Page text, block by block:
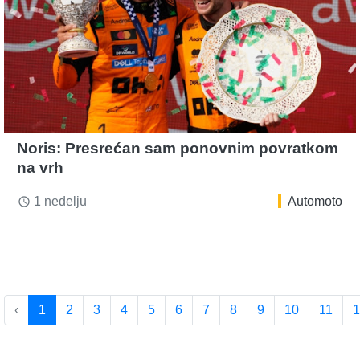
Noris: Presrećan sam ponovnim povratkom
na vrh
access_time 1 nedelju Automoto
‹ 1 2 3 4 5 6 7 8 9 10 11